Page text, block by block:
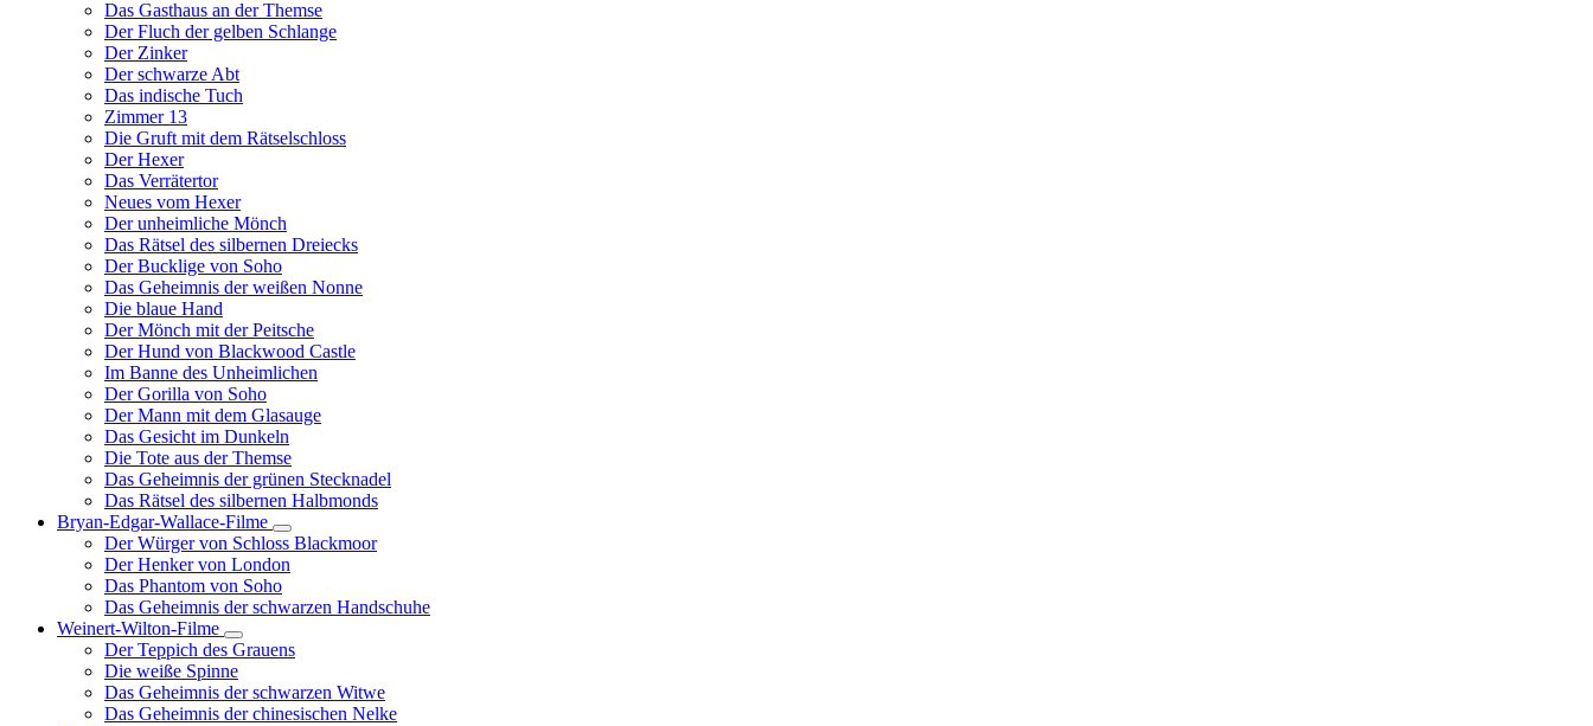
Das Gasthaus an der Themse
Der Fluch der gelben Schlange
Der Zinker
Der schwarze Abt
Das indische Tuch
Zimmer 13
Die Gruft mit dem Rätselschloss
Der Hexer
Das Verrätertor
Neues vom Hexer
Der unheimliche Mönch
Das Rätsel des silbernen Dreiecks
Der Bucklige von Soho
Das Geheimnis der weißen Nonne
Die blaue Hand
Der Mönch mit der Peitsche
Der Hund von Blackwood Castle
Im Banne des Unheimlichen
Der Gorilla von Soho
Der Mann mit dem Glasauge
Das Gesicht im Dunkeln
Die Tote aus der Themse
Das Geheimnis der grünen Stecknadel
Das Rätsel des silbernen Halbmonds
Bryan-Edgar-Wallace-Filme
Unternavigation
von
Bryan-
Wallace-
Der Würger von Schloss Blackmoor
Der Henker von London
Das Phantom von Soho
Das Geheimnis der schwarzen Handschuhe
Weinert-Wilton-Filme
Unternavigation
von
Weinert-
Wilton-
Filme
Der Teppich des Grauens
Die weiße Spinne
Das Geheimnis der schwarzen Witwe
Das Geheimnis der chinesischen Nelke